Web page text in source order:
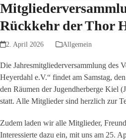
Rückkehr der Thor
2. April 2026 Allgemein
Die Jahresmitgliederversammlung des
Heyerdahl e.V.“ findet am Samstag,
den Räumen der Jugendherberge Kiel
statt. Alle Mitglieder sind herzlich zur
Zudem laden wir alle Mitglieder,
Interessierte dazu ein, mit uns am 25.